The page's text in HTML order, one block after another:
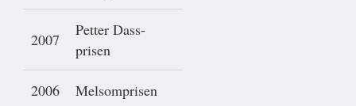
2007
Petter Dass-
prisen
2006 Melsomprisen